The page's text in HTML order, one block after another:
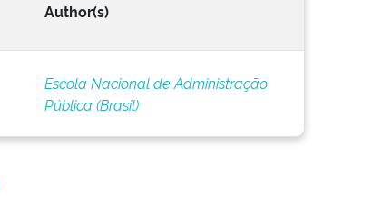
Author(s)
Escola Nacional de Administração
Pública (Brasil)